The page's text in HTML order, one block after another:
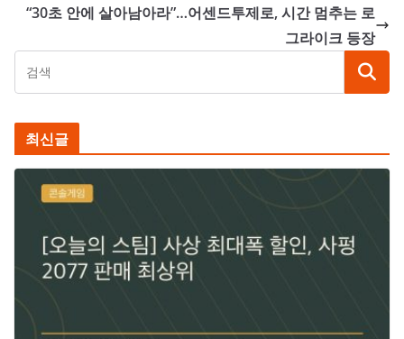
“30초 안에 살아남아라”…어센드투제로, 시간 멈추는 로
그라이크 등장
최신글